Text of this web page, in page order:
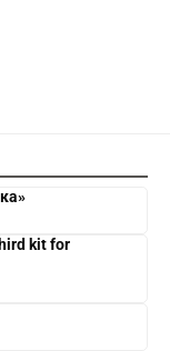
kit for